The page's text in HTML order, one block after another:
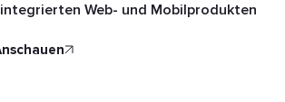
integrierten Web- und Mobilprodukten
anschauen